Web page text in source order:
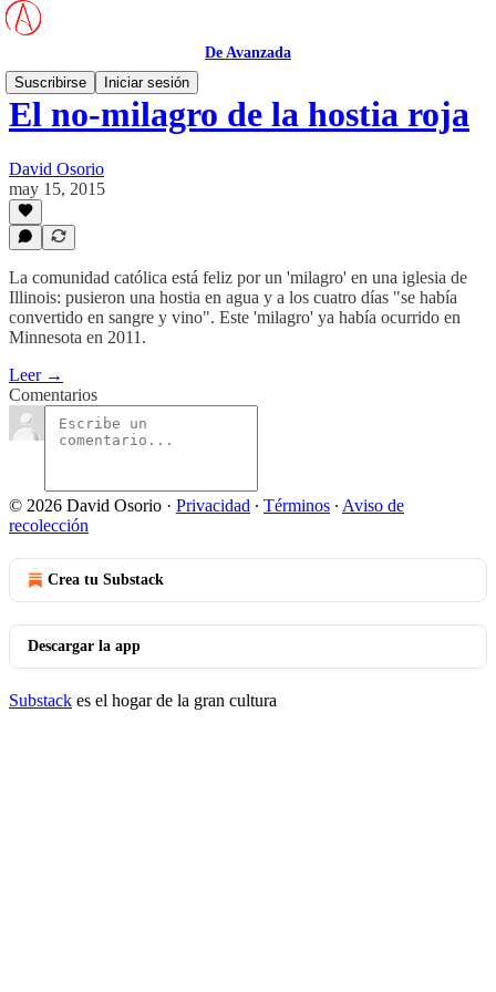
De Avanzada
Suscribirse
Iniciar sesión
El no-milagro de la hostia roja
David Osorio
may 15, 2015
La comunidad católica está feliz por un 'milagro' en una iglesia de
Illinois: pusieron una hostia en agua y a los cuatro días "se había
convertido en sangre y vino". Este 'milagro' ya había ocurrido en
Minnesota en 2011.
Leer →
Comentarios
© 2026 David Osorio · Privacidad ∙ Términos ∙ Aviso de
recolección
Crea tu Substack
Descargar la app
Substack es el hogar de la gran cultura